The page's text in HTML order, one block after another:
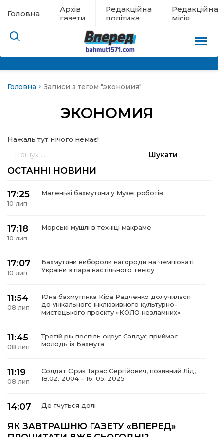
Головна
Архів
газети
Редакційна
політика
Редакційна
місія
новини
місія
Головна Записи з тегом "экономия"
ЭКОНОМИЯ
Нажаль тут нічого немає!
ОСТАННІ НОВИНИ
17:25
10 лип
Маленькі бахмутяни у Музеї роботів
17:18
10 лип
Морські мушлі в техніці макраме
17:07
10 лип
Бахмутяни вибороли нагороди на чемпіонаті
України з пара настільного тенісу
11:54
08 лип
Юна бахмутянка Кіра Радченко долучилася
до унікального інклюзивного культурно-
мистецького проєкту «КОЛО незламних»
11:45
08 лип
Третій рік поспіль округ Салдус приймає
молодь із Бахмута
11:19
08 лип
Солдат Сірик Тарас Сергійович, позивний Лід,
18.02. 2004 – 16. 05. 2025
14:07 Де тчуться долі
ЯК ЗАВТРАШНЮ ГАЗЕТУ «ВПЕРЕД»